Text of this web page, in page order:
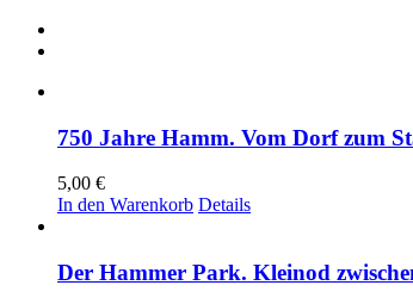
750 Jahre Hamm. Vom Dorf zum
5,00 €
In den Warenkorb Details
Der Hammer Park. Kleinod